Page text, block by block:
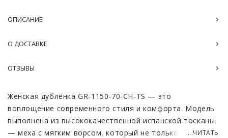
ОПИСАНИЕ
О ДОСТАВКЕ
ОТЗЫВЫ
Женская дублёнка GR-1150-70-CH-TS — это
воплощение современного стиля и комфорта. Модель
выполнена из высококачественной испанской тосканы
— меха с мягким ворсом, который не только
...ЧИТАТЬ